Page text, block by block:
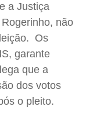
a Justiça
Rogerinho, não
Os
, garante
que a
dos votos
o pleito.